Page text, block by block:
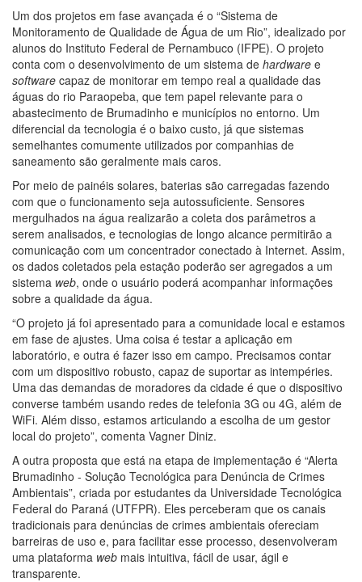
Um dos projetos em fase avançada é o “Sistema de
Monitoramento de Qualidade de Água de um Rio”, idealizado por
alunos do Instituto Federal de Pernambuco (IFPE). O projeto
conta com o desenvolvimento de um sistema de hardware e
software capaz de monitorar em tempo real a qualidade das
águas do rio Paraopeba, que tem papel relevante para o
abastecimento de Brumadinho e municípios no entorno. Um
diferencial da tecnologia é o baixo custo, já que sistemas
semelhantes comumente utilizados por companhias de
saneamento são geralmente mais caros.
Por meio de painéis solares, baterias são carregadas fazendo
com que o funcionamento seja autossuficiente. Sensores
mergulhados na água realizarão a coleta dos parâmetros a
serem analisados, e tecnologias de longo alcance permitirão a
comunicação com um concentrador conectado à Internet. Assim,
os dados coletados pela estação poderão ser agregados a um
sistema web, onde o usuário poderá acompanhar informações
sobre a qualidade da água.
“O projeto já foi apresentado para a comunidade local e estamos
em fase de ajustes. Uma coisa é testar a aplicação em
laboratório, e outra é fazer isso em campo. Precisamos contar
com um dispositivo robusto, capaz de suportar as intempéries.
Uma das demandas de moradores da cidade é que o dispositivo
converse também usando redes de telefonia 3G ou 4G, além de
WiFi. Além disso, estamos articulando a escolha de um gestor
local do projeto”, comenta Vagner Diniz.
A outra proposta que está na etapa de implementação é “Alerta
Brumadinho - Solução Tecnológica para Denúncia de Crimes
Ambientais”, criada por estudantes da Universidade Tecnológica
Federal do Paraná (UTFPR). Eles perceberam que os canais
tradicionais para denúncias de crimes ambientais ofereciam
barreiras de uso e, para facilitar esse processo, desenvolveram
uma plataforma web mais intuitiva, fácil de usar, ágil e
transparente.